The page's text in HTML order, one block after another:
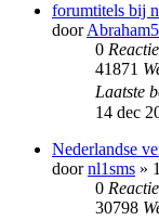
forumtitels bij
door
0
41871
Laatste
14 dec
Nederlandse
doornl1sms »
0
30798